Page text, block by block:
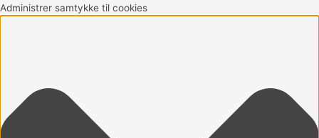
Administrer samtykke til cookies
Funktionsdygtig
Præferencer
Statistikker
Marketing
Gå